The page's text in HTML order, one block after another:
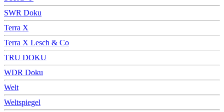
SWR Doku
Terra X
Terra X Lesch & Co
TRU DOKU
WDR Doku
Welt
Weltspiegel